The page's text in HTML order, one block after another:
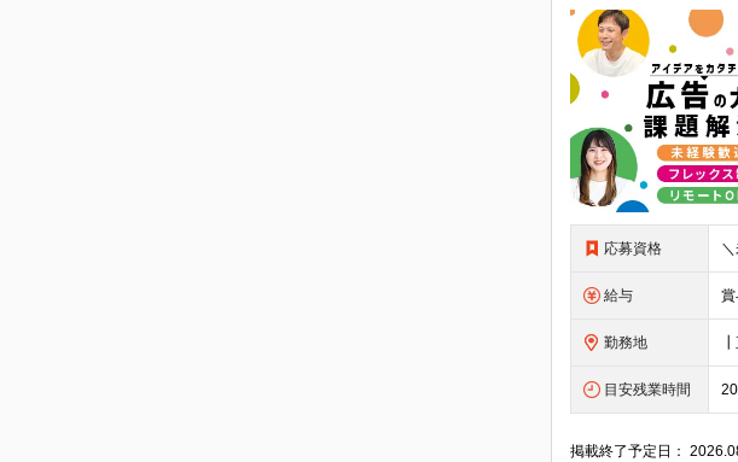
応募資格
給与
勤務地
目安残業時間
掲載終了予定日：